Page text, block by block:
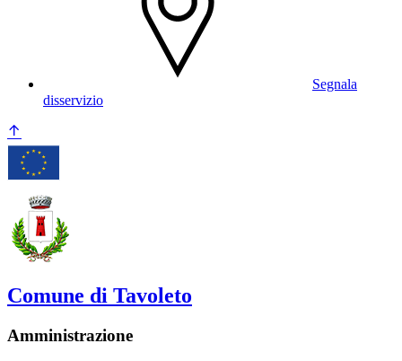
Segnala
disservizio
Comune di Tavoleto
Amministrazione